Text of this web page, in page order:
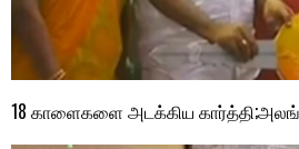
18 காளைகளை அடக்கிய